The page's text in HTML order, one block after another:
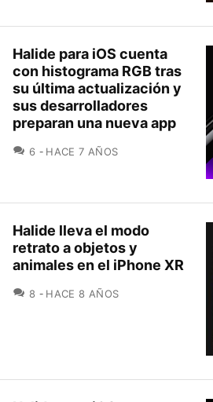
Halide para iOS cuenta
con histograma RGB tras
su última actualización y
sus desarrolladores
preparan una nueva app
6 COMENTARIOS
HACE 7 AÑOS
Halide lleva el modo
retrato a objetos y
animales en el iPhone XR
8 COMENTARIOS
HACE 8 AÑOS